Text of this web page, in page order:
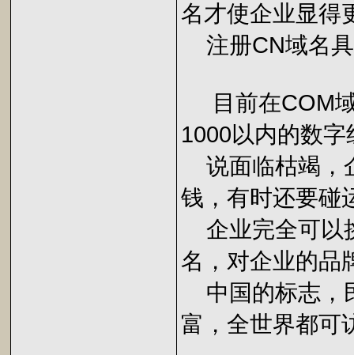
名才使企业显得
注册CN域名具
目前在COM域
1000以内的数
说面临枯竭，
钱，有时还要碰
企业完全可以
名，对企业的品
中国的标志，
富，全世界都可